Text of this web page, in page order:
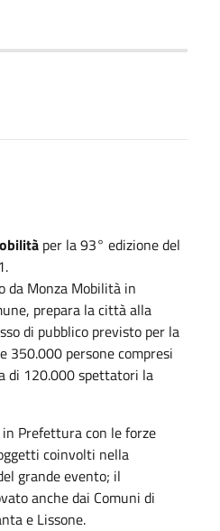
per la 93° edizione del
da Monza Mobilità in
prepara la città alla
di pubblico previsto per la
persone compresi
di 120.000 spettatori la
Prefettura con le forze
coinvolti nella
grande evento; il
anche dai Comuni di
e Lissone.